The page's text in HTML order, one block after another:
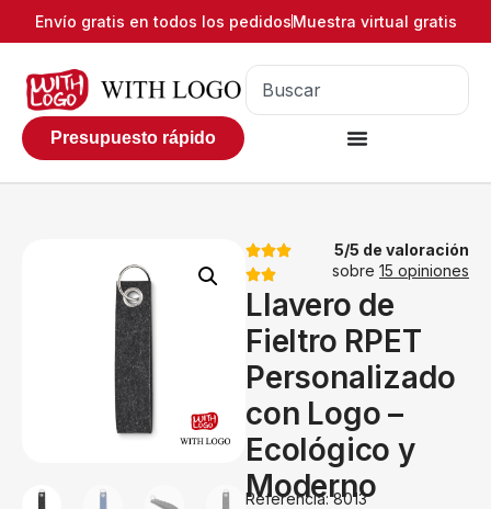
Envío gratis en todos los pedidosMuestra virtual gratis
Presupuesto rápido
5/5 de valoración
sobre 15 opiniones
Llavero de
Fieltro RPET
Personalizado
con Logo –
Ecológico y
Moderno
Referencia: 8013